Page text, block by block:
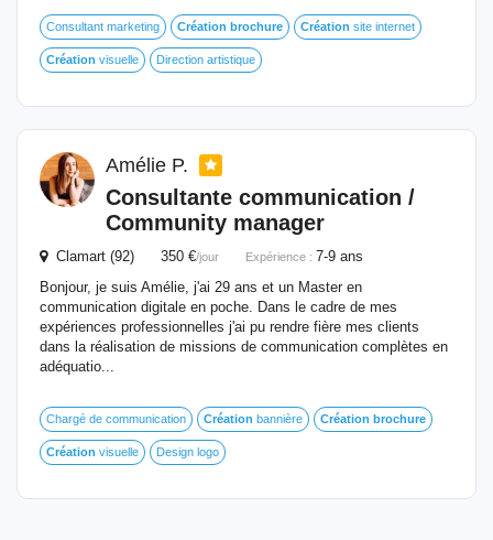
Consultant marketing Création brochure Création site internet
Création visuelle Direction artistique
Amélie P.
Consultante communication /
Community manager
Clamart (92) 350 €/jour Expérience : 7-9 ans
Bonjour, je suis Amélie, j'ai 29 ans et un Master en
communication digitale en poche. Dans le cadre de mes
expériences professionnelles j'ai pu rendre fière mes clients
dans la réalisation de missions de communication complètes en
adéquatio...
Chargé de communication Création bannière Création brochure
Création visuelle Design logo